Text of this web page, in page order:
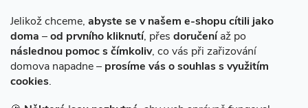
Jelikož chceme, abyste se v našem e-shopu cítili jako
doma –od prvního kliknutí, přes doručeníaž po
následnou pomoc s čímkoliv, co vás při zařizování
domova napadne – prosíme vás o souhlas s využitím
cookies.